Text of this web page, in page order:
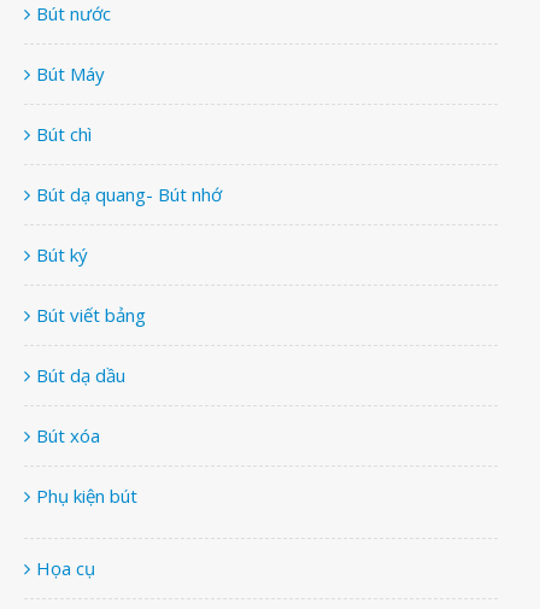
Bút nước
Bút Máy
Bút chì
Bút dạ quang- Bút nhớ
Bút ký
Bút viết bảng
Bút dạ dầu
Bút xóa
Phụ kiện bút
Họa cụ